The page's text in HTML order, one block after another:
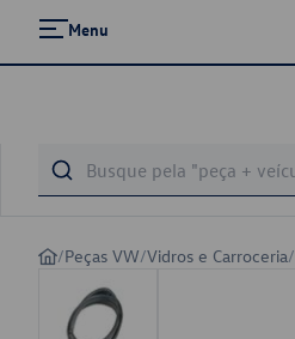
Menu
/Peças VW/Vidros e Carroceria/